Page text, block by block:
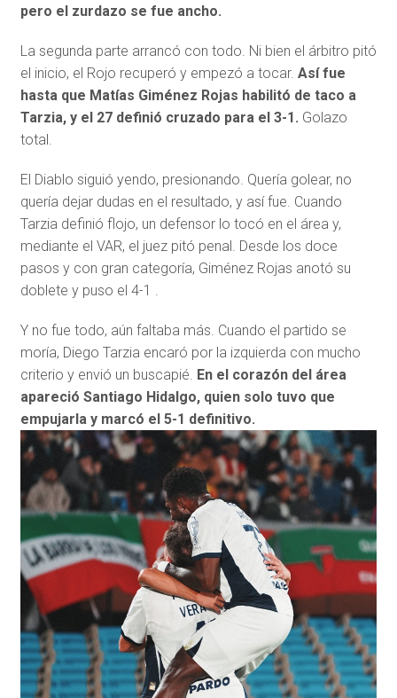
pero el zurdazo se fue ancho.
La segunda parte arrancó con todo. Ni bien el árbitro pitó
el inicio, el Rojo recuperó y empezó a tocar. Así fue
hasta que Matías Giménez Rojas habilitó de taco a
Tarzia, y el 27 definió cruzado para el 3-1. Golazo
total.
El Diablo siguió yendo, presionando. Quería golear, no
quería dejar dudas en el resultado, y así fue. Cuando
Tarzia definió flojo, un defensor lo tocó en el área y,
mediante el VAR, el juez pitó penal. Desde los doce
pasos y con gran categoría, Giménez Rojas anotó su
doblete y puso el 4-1 .
Y no fue todo, aún faltaba más. Cuando el partido se
moría, Diego Tarzia encaró por la izquierda con mucho
criterio y envió un buscapié. En el corazón del área
apareció Santiago Hidalgo, quien solo tuvo que
empujarla y marcó el 5-1 definitivo.